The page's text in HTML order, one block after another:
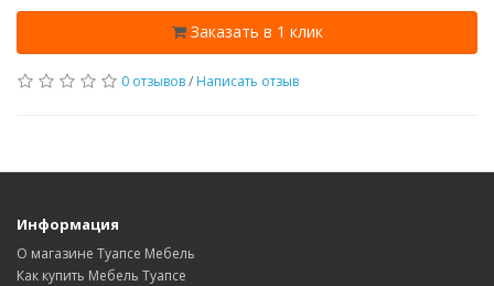
Заказать в 1 клик
0 отзывов/ Написать отзыв
Информация
О магазине Туапсе Мебель
Как купить Мебель Туапсе